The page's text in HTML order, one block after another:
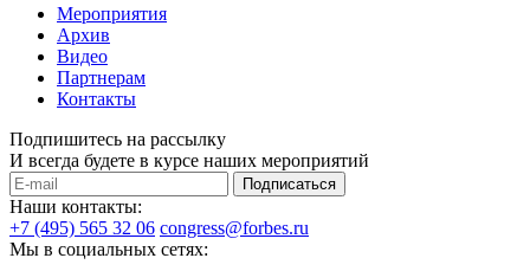
Мероприятия
Архив
Видео
Партнерам
Контакты
Подпишитесь на рассылку
И всегда будете в курсе наших мероприятий
Подписаться
Наши контакты:
+7 (495) 565 32 06 congress@forbes.ru
Мы в социальных сетях: